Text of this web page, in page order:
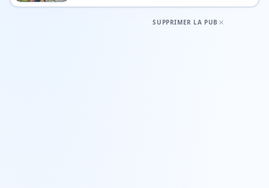
SUPPRIMER LA PUB